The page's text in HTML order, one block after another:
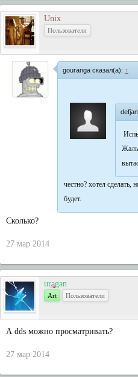
Unix
Пользователи
gouranga сказал(а): ↑
Жаль
честно? хотел сделать,
будет.
Сколько?
27 мар 2014
uragan
Art Пользователи
А dds можно просматривать?
27 мар 2014